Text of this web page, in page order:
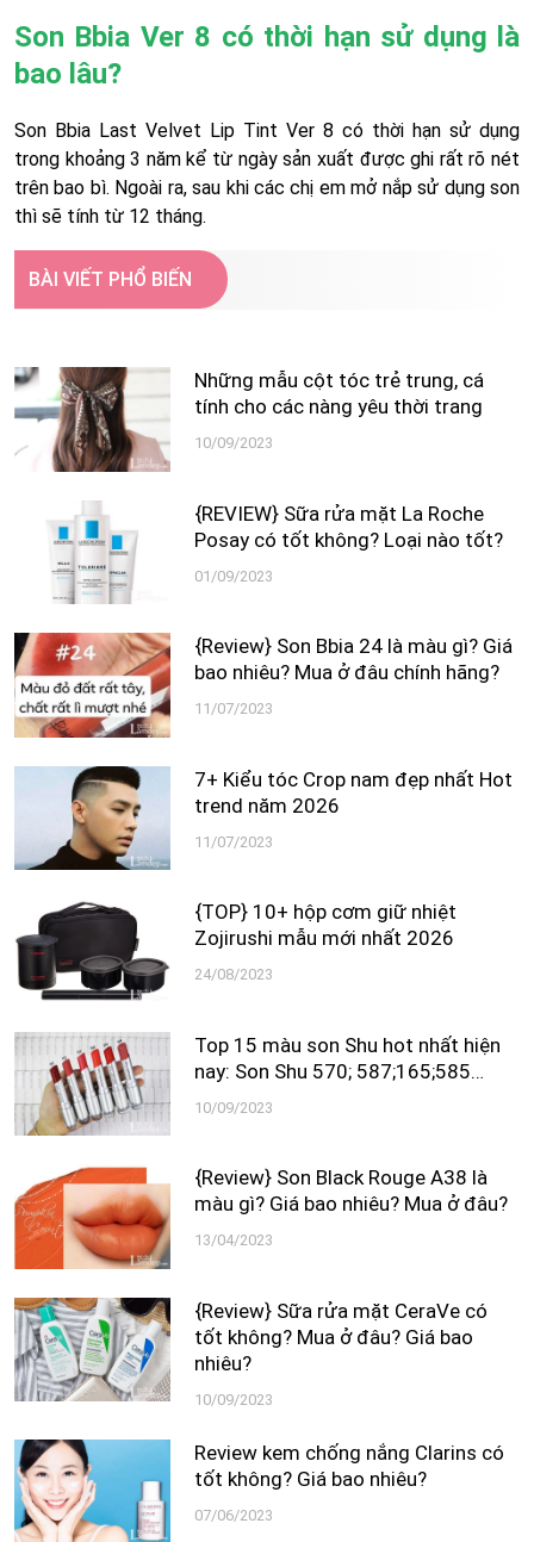
Son Bbia Ver 8 có thời hạn sử dụng là
bao lâu?
Son Bbia Last Velvet Lip Tint Ver 8 có thời hạn sử dụng
trong khoảng 3 năm kể từ ngày sản xuất được ghi rất rõ nét
trên bao bì. Ngoài ra, sau khi các chị em mở nắp sử dụng son
thì sẽ tính từ 12 tháng.
BÀI VIẾT PHỔ BIẾN
Những mẫu cột tóc trẻ trung, cá
tính cho các nàng yêu thời trang
10/09/2023
{REVIEW} Sữa rửa mặt La Roche
Posay có tốt không? Loại nào tốt?
01/09/2023
{Review} Son Bbia 24 là màu gì? Giá
bao nhiêu? Mua ở đâu chính hãng?
11/07/2023
7+ Kiểu tóc Crop nam đẹp nhất Hot
trend năm 2026
11/07/2023
{TOP} 10+ hộp cơm giữ nhiệt
Zojirushi mẫu mới nhất 2026
24/08/2023
Top 15 màu son Shu hot nhất hiện
nay: Son Shu 570; 587;165;585…
10/09/2023
{Review} Son Black Rouge A38 là
màu gì? Giá bao nhiêu? Mua ở đâu?
13/04/2023
{Review} Sữa rửa mặt CeraVe có
tốt không? Mua ở đâu? Giá bao
nhiêu?
10/09/2023
Review kem chống nắng Clarins có
tốt không? Giá bao nhiêu?
07/06/2023